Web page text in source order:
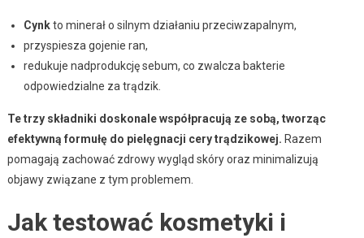
Cynkto minerał o silnym działaniu przeciwzapalnym,
przyspiesza gojenie ran,
redukuje nadprodukcję sebum, co zwalcza bakterie
odpowiedzialne za trądzik.
Te trzy składniki doskonale współpracują ze sobą, tworząc
efektywną formułę do pielęgnacji cery trądzikowej. Razem
pomagają zachować zdrowy wygląd skóry oraz minimalizują
objawy związane z tym problemem.
Jak testować kosmetyki i